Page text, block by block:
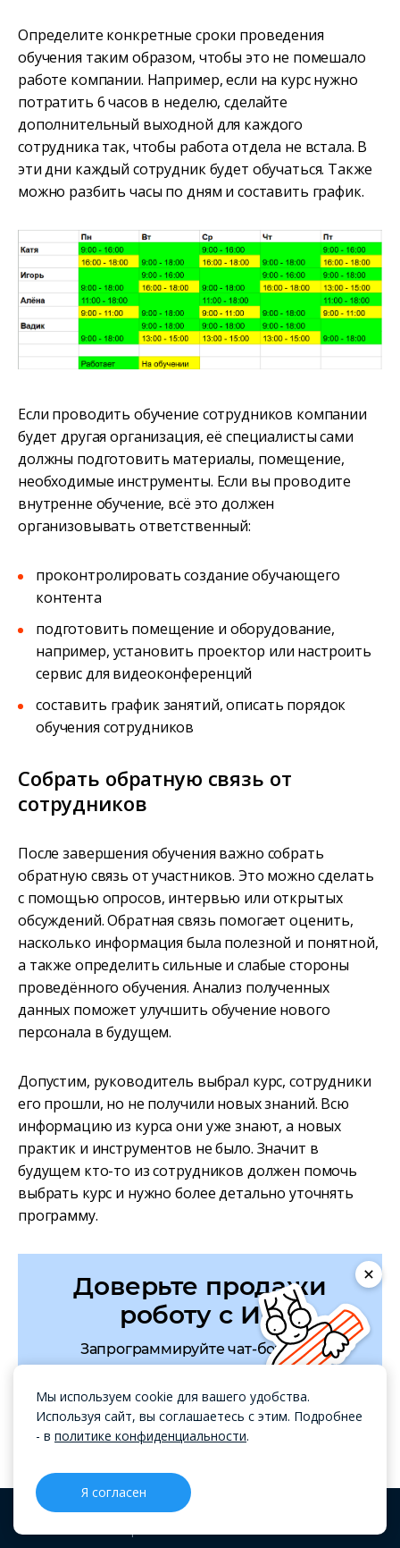
Определите конкретные сроки проведения
обучения таким образом, чтобы это не помешало
работе компании. Например, если на курс нужно
потратить 6 часов в неделю, сделайте
дополнительный выходной для каждого
сотрудника так, чтобы работа отдела не встала. В
эти дни каждый сотрудник будет обучаться. Также
можно разбить часы по дням и составить график.
Если проводить обучение сотрудников компании
будет другая организация, её специалисты сами
должны подготовить материалы, помещение,
необходимые инструменты. Если вы проводите
внутренне обучение, всё это должен
организовывать ответственный:
проконтролировать создание обучающего
контента
подготовить помещение и оборудование,
например, установить проектор или настроить
сервис для видеоконференций
составить график занятий, описать порядок
обучения сотрудников
Собрать обратную связь от
сотрудников
После завершения обучения важно собрать
обратную связь от участников. Это можно сделать
с помощью опросов, интервью или открытых
обсуждений. Обратная связь помогает оценить,
насколько информация была полезной и понятной,
а также определить сильные и слабые стороны
проведённого обучения. Анализ полученных
данных поможет улучшить обучение нового
персонала в будущем.
Допустим, руководитель выбрал курс, сотрудники
его прошли, но не получили новых знаний. Всю
информацию из курса они уже знают, а новых
практик и инструментов не было. Значит в
будущем кто-то из сотрудников должен помочь
выбрать курс и нужно более детально уточнять
программу.
Доверьте продажи
роботу с ИИ
Запрограммируйте чат-бота без
сценарии и запускайте digital-воронки
продаж прямо в OkoCRM.
Мы используем cookie для вашего удобства.
Используя сайт, вы соглашаетесь с этим. Подробнее
- в политике конфиденциальности.
Я согласен